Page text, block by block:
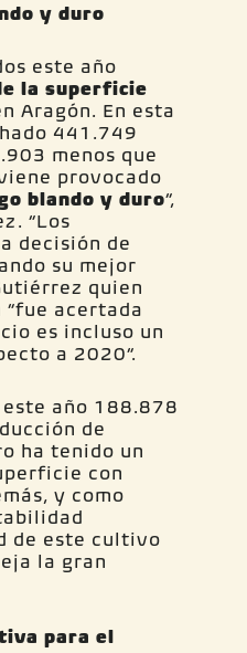
y duro
este año
la superficie
Aragón. En esta
441.749
menos que
provocado
blando y duro”,
“Los
decisión de
su mejor
quien
acertada
es incluso un
a 2020”.
año 188.878
de
ha tenido un
con
y como
de este cultivo
la gran
para el